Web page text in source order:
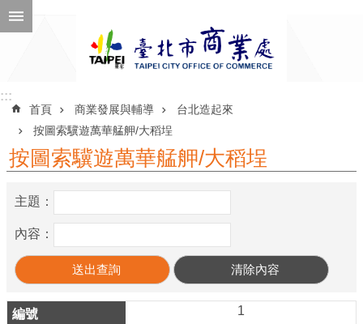
跳到主要內容區塊
公
告
息
機
介
::::::
首頁 商業發展與輔導
台北造起來
按圖索驥遊萬華艋舺/大稻埕
按圖索驥遊萬華艋舺/大稻埕
主題：
內容：
1